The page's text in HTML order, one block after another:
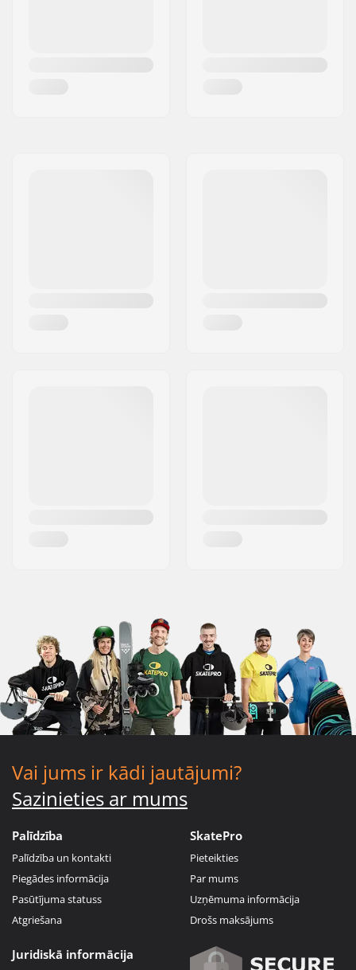
Vai jums ir kādi jautājumi?
Sazinieties ar mums
Palīdzība
Palīdzība un kontakti
Piegādes informācija
Pasūtījuma statuss
Atgriešana
SkatePro
Pieteikties
Par mums
Uzņēmuma informācija
Drošs maksājums
Juridiskā informācija